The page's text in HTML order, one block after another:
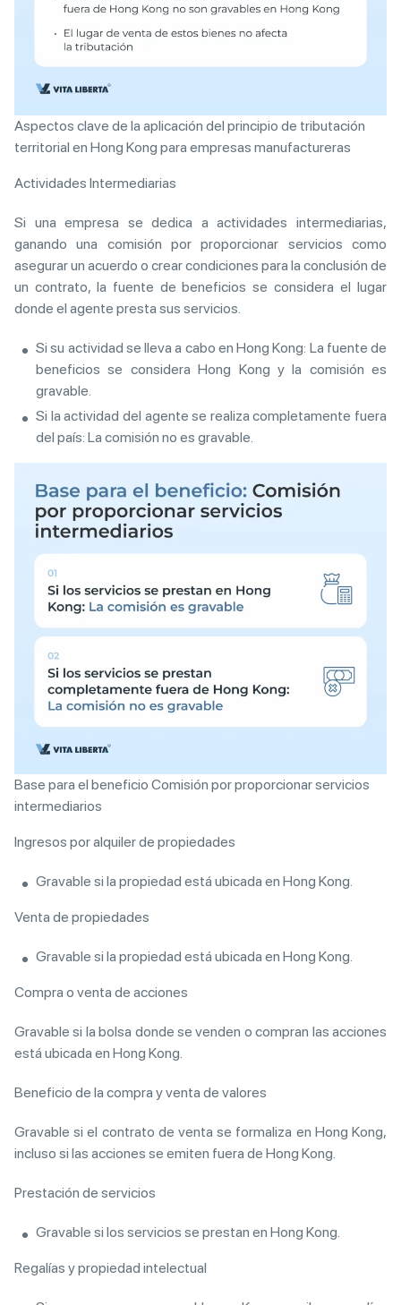
Aspectos clave de la aplicación del principio de tributación
territorial en Hong Kong para empresas manufactureras
Actividades Intermediarias
Si una empresa se dedica a actividades intermediarias,
ganando una comisión por proporcionar servicios como
asegurar un acuerdo o crear condiciones para la conclusión de
un contrato, la fuente de beneficios se considera el lugar
donde el agente presta sus servicios.
Si su actividad se lleva a cabo en Hong Kong: La fuente de
beneficios se considera Hong Kong y la comisión es
gravable.
Si la actividad del agente se realiza completamente fuera
del país: La comisión no es gravable.
Base para el beneficio Comisión por proporcionar servicios
intermediarios
Ingresos por alquiler de propiedades
Gravable si la propiedad está ubicada en Hong Kong.
Venta de propiedades
Gravable si la propiedad está ubicada en Hong Kong.
Compra o venta de acciones
Gravable si la bolsa donde se venden o compran las acciones
está ubicada en Hong Kong.
Beneficio de la compra y venta de valores
Gravable si el contrato de venta se formaliza en Hong Kong,
incluso si las acciones se emiten fuera de Hong Kong.
Prestación de servicios
Gravable si los servicios se prestan en Hong Kong.
Regalías y propiedad intelectual